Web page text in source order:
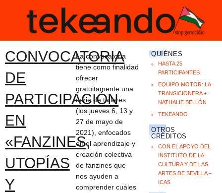
CONVOCATORIA
DE
PARTICIPACIÓN
EN
«FANZINES,
UTOPÍAS
Y
La convocatoria
tiene como finalidad
ofrecer
gratuitamente una
serie de talleres
(los jueves 6, 13 y
27 de mayo de
2021), enfocados
en el aprendizaje y
creación colectiva
de fanzines que
nos ayuden a
comprender cuáles
QUIÉNES
HASTA 25
PARTICIPANTES
EQUIPO MOTOR: LA
TRANSICIONERA +
NATHALIE BELLÓN
TEKEANDO
OTROS
CRÉDITOS
CON EL APOYO DEL
INSTITUTO DE LA
CULTURA Y DE LAS
ARTES DE SEVILLA –
ICAS